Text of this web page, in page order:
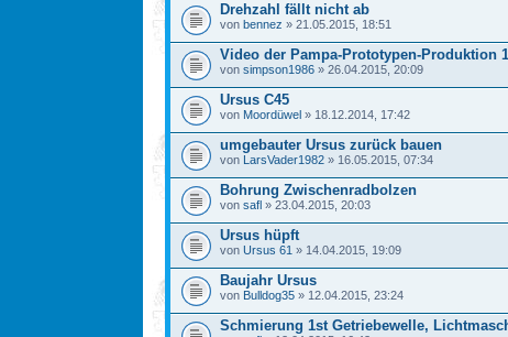
Drehzahl fällt nicht ab
von bennez » 21.05.2015, 18:51
Video der Pampa-Prototypen-Produktion
von simpson1986 » 26.04.2015, 20:09
Ursus C45
von Moordüwel » 18.12.2014, 17:42
umgebauter Ursus zurück bauen
von LarsVader1982 » 16.05.2015, 07:34
Bohrung Zwischenradbolzen
von safl » 23.04.2015, 20:03
Ursus hüpft
von Ursus 61 » 14.04.2015, 19:09
Baujahr Ursus
von Bulldog35 » 12.04.2015, 23:24
Schmierung 1st Getriebewelle,